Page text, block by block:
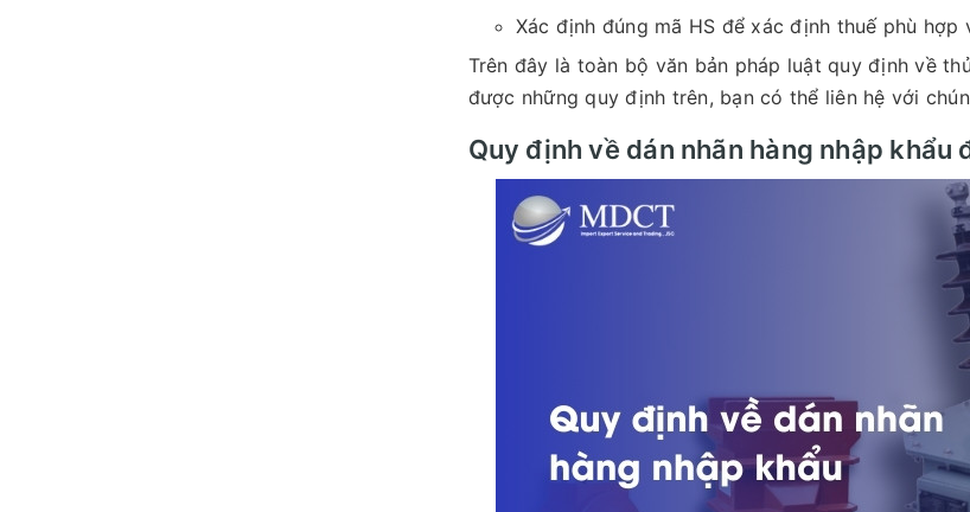
Xác định đúng mã HS để xác định thuế phù hợp
Trên đây là toàn bộ văn bản pháp luật quy định về
được những quy định trên, bạn có thể liên hệ với
Quy định về dán nhãn hàng nhập khẩu